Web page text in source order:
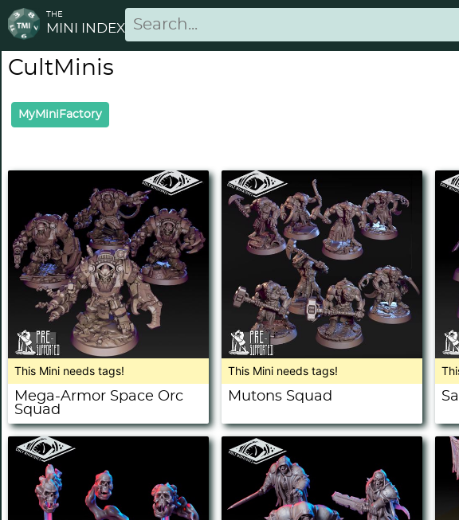
THE
MINI INDEX
CultMinis
MyMiniFactory
This Mini needs tags!
Mega-Armor Space Orc
Squad
This Mini needs tags!
Mutons Squad